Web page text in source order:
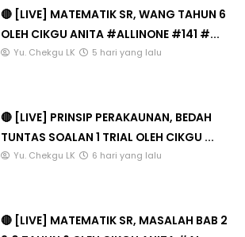
🔴 [LIVE] MATEMATIK SR, WANG TAHUN 6
OLEH CIKGU ANITA #ALLINONE #141 #...
Yu. Chekgu LK 5 hari yang lalu
🔴 [LIVE] PRINSIP PERAKAUNAN, BEDAH
TUNTAS SOALAN 1 TRIAL OLEH CIKGU ...
Yu. Chekgu LK 6 hari yang lalu
🔴 [LIVE] MATEMATIK SR, MASALAH BAB 2